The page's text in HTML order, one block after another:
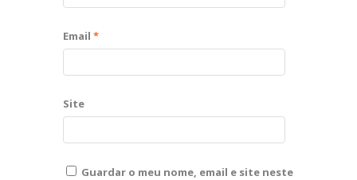
Email *
Site
Guardar o meu nome, email e site neste